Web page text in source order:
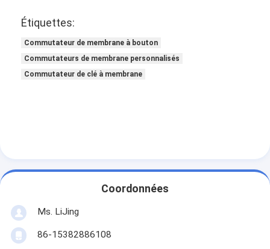
Étiquettes:
Commutateur de membrane à bouton
Commutateurs de membrane personnalisés
Commutateur de clé à membrane
Coordonnées
Ms. LiJing
86-15382886108